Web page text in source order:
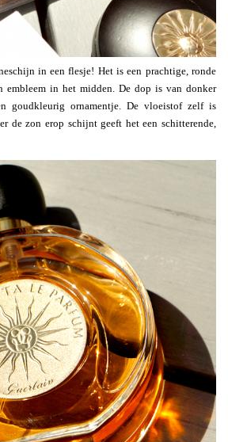
in een flesje! Het is een prachtige, ronde
embleem in het midden. De dop is van donker
goudkleurig ornamentje. De vloeistof zelf is
de zon erop schijnt geeft het een schitterende,